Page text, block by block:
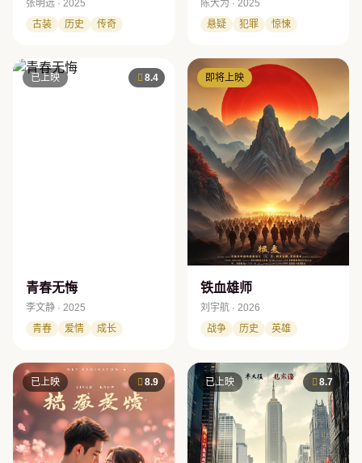
张明远 · 2025
古装
历史 传奇
陈大为 · 2025
悬疑
犯罪 惊悚
已上映 8.4
青春无悔
李文静 · 2025
青春
爱情 成长
即将上映
铁血雄师
刘宇航 · 2026
战争
历史 英雄
已上映 8.9 已上映 8.7